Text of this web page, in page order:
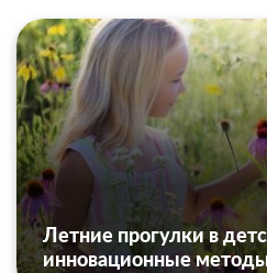
Летние прогулки в
инновационные